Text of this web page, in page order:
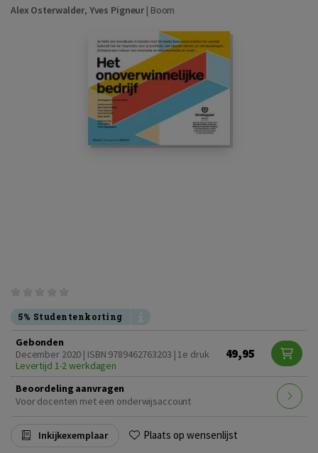
Alex Osterwalder, Yves Pigneur | Boom
5% Studentenkorting
Gebonden
December 2020 | ISBN 9789462763203 | 1e druk
Levertijd 1-2 werkdagen
49,95
Beoordeling aanvragen
Voor docenten met een onderwijsaccount
Inkijkexemplaar Plaats op wensenlijst